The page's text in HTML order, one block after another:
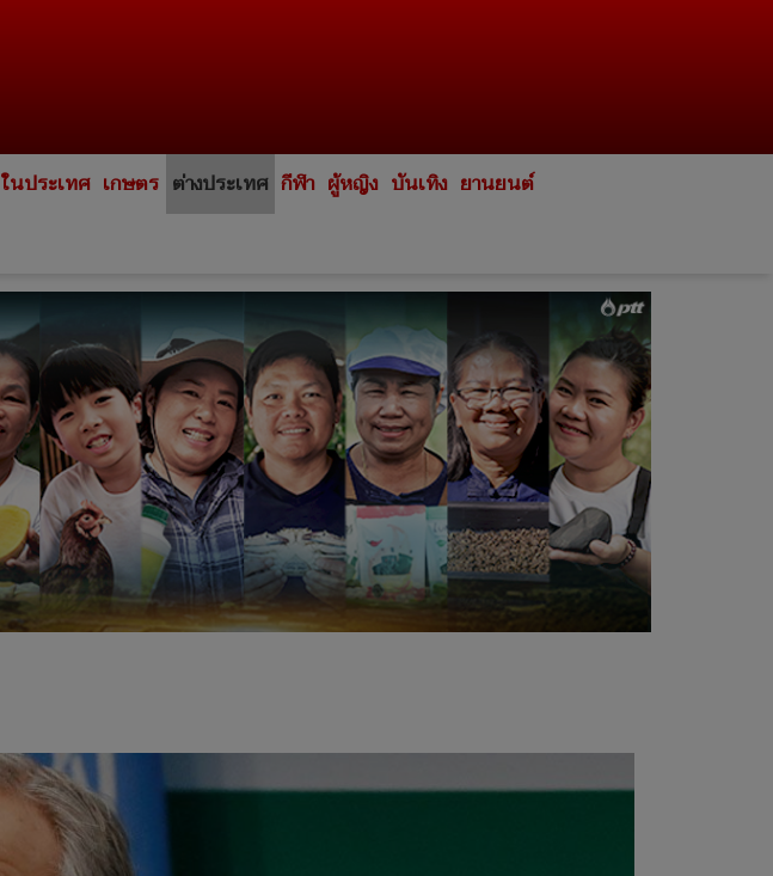
ในประเทศ เกษตร ต่างประเทศ กีฬา ผู้หญิง บันเทิง ยานยนต์